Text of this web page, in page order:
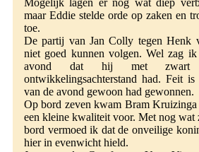
Mogelijk lagen er nog wat diep
maar Eddie stelde orde op zaken en
toe.
De partij van Jan Colly tegen Henk
niet goed kunnen volgen. Wel zag
avond dat hij met zwart
ontwikkelingsachterstand had. Feit
van de avond gewoon had gewonnen.
Op bord zeven kwam Bram Kruizinga
een kleine kwaliteit voor. Met nog wat
bord vermoed ik dat de onveilige
hier in evenwicht hield.